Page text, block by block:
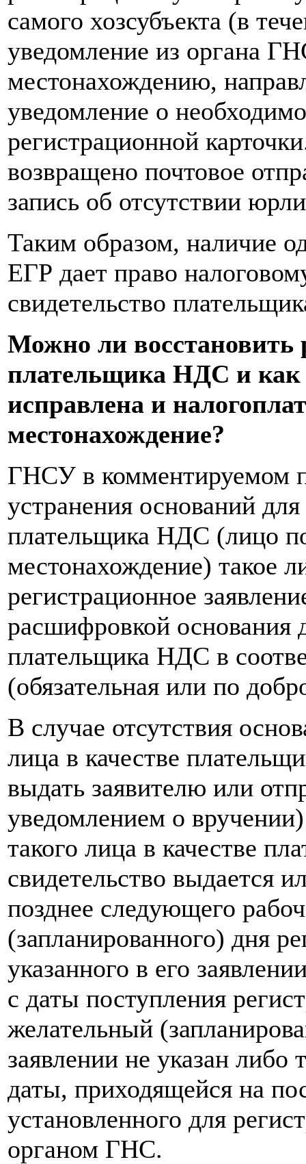
самого хозсубъекта (в
уведомление из органа
местонахождению,
уведомление о
регистрационной
возвращено почтовое
запись об отсутствии
Таким образом, наличие
ЕГР дает право
свидетельство
Можно ли восстановить
плательщика НДС и как
исправлена и
местонахождение?
ГНСУ в комментируемом
устранения оснований
плательщика НДС (лицо
местонахождение) такое
регистрационное
расшифровкой основания
плательщика НДС в
(обязательная или по
В случае отсутствия
лица в качестве
выдать заявителю или
уведомлением о
такого лица в качестве
свидетельство выдается
позднее следующего
(запланированного) дня
указанного в его
с даты поступления
желательный
заявлении не указан либо
даты, приходящейся на
установленного для
органом ГНС.